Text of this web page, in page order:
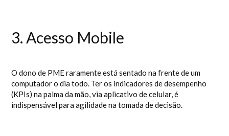
3. Acesso Mobile
O dono de PME raramente está sentado na frente de um
computador o dia todo. Ter os indicadores de desempenho
(KPIs) na palma da mão, via aplicativo de celular, é
indispensável para agilidade na tomada de decisão.